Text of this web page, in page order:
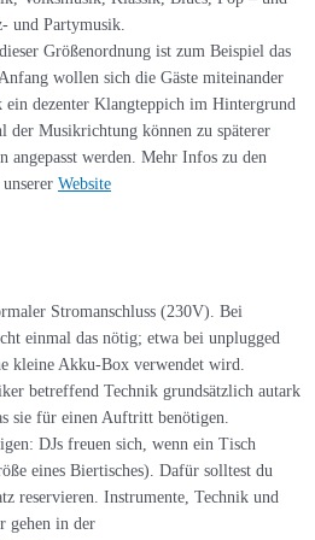
und Partymusik.
Größenordnung ist zum Beispiel das
wollen sich die Gäste miteinander
dezenter Klangteppich im Hintergrund
der Musikrichtung können zu späterer
angepasst werden. Mehr Infos zu den
Website
Stromanschluss (230V). Bei
einmal das nötig; etwa bei unplugged
kleine Akku-Box verwendet wird.
betreffend Technik grundsätzlich autark
sie für einen Auftritt benötigen.
DJs freuen sich, wenn ein Tisch
eines Biertisches). Dafür solltest du
reservieren. Instrumente, Technik und
gehen in der